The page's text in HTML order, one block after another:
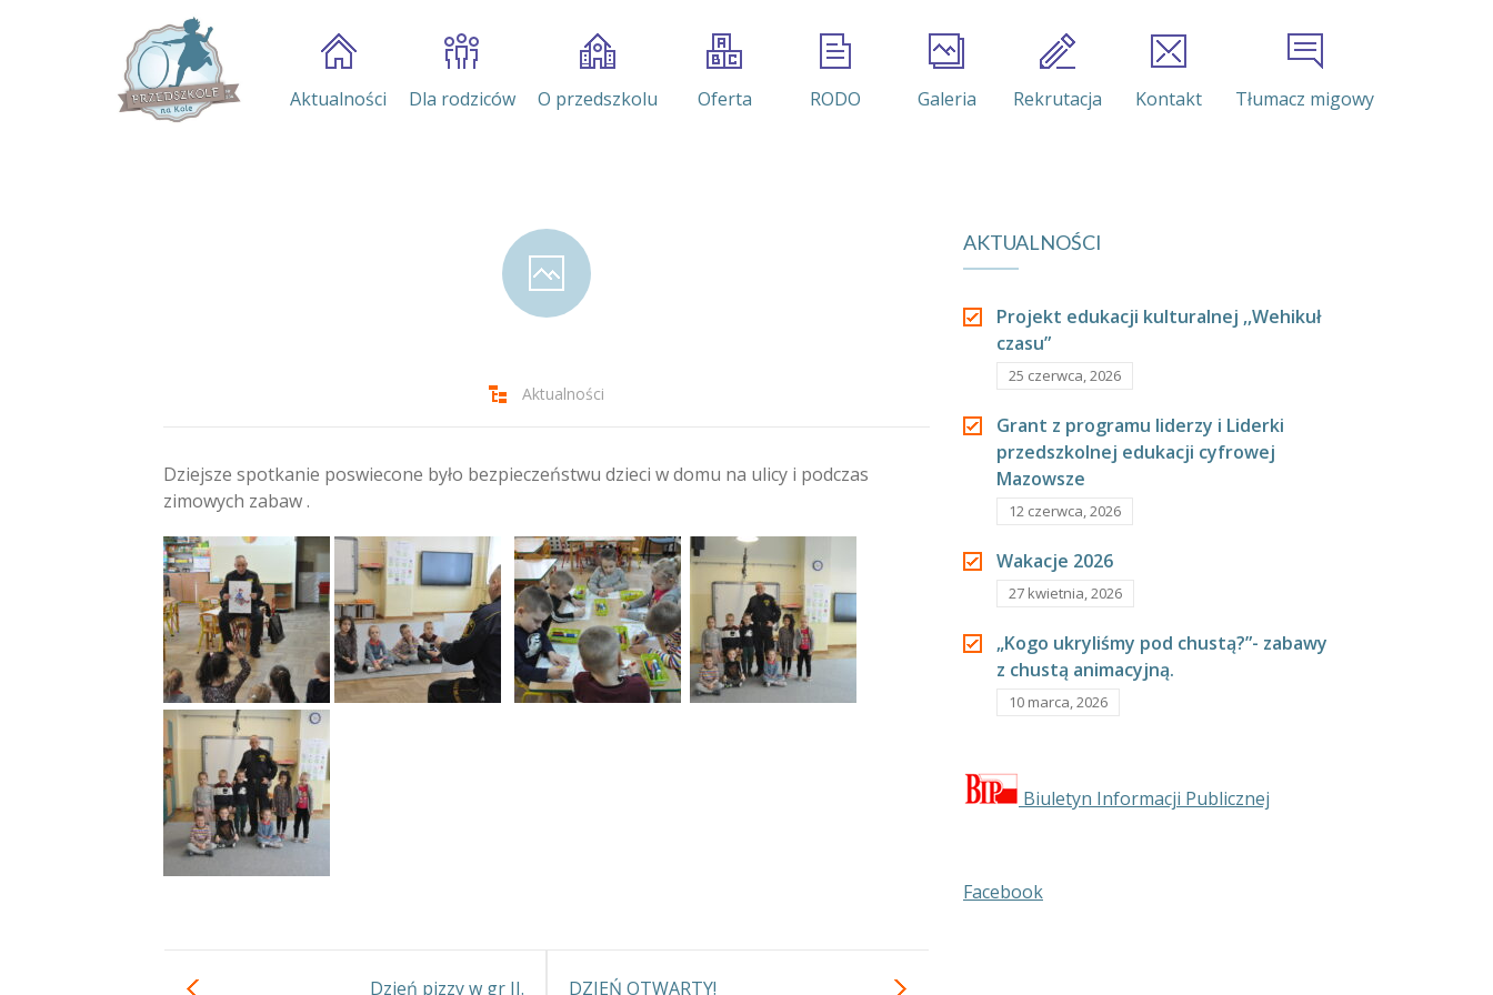
Aktualności Dla rodziców O przedszkolu Oferta RODO Galeria Rekrutacja Kontakt Tłumacz migowy
Aktualności
Dziejsze spotkanie poswiecone było bezpieczeństwu dzieci w domu na ulicy i podczas
zimowych zabaw .
Dzień pizzy w gr II. DZIEŃ OTWARTY!
AKTUALNOŚCI
Projekt edukacji kulturalnej ,,Wehikuł
czasu”
25 czerwca, 2026
Grant z programu liderzy i Liderki
przedszkolnej edukacji cyfrowej
Mazowsze
12 czerwca, 2026
Wakacje 2026
27 kwietnia, 2026
„Kogo ukryliśmy pod chustą?”- zabawy
z chustą animacyjną.
10 marca, 2026
Biuletyn Informacji Publicznej
Facebook